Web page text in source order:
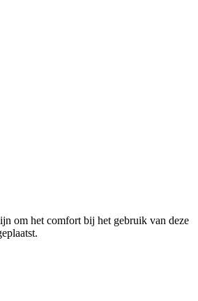
om het comfort bij het gebruik van deze